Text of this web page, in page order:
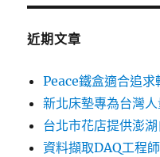
鍵
近期文章
Peace鐵盒適合追
新北床墊專為台灣
台北市花店提供澎
資料擷取DAQ工程